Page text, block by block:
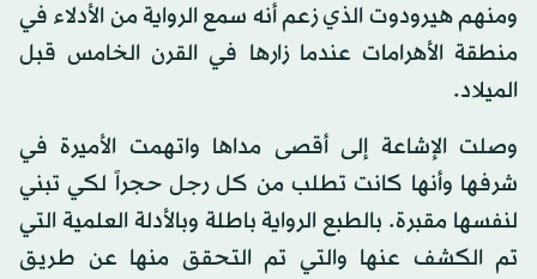
ومنهم هيرودوت الذي زعم أنه سمع الرواية من الأدلاء في
منطقة الأهرامات عندما زارها في القرن الخامس قبل
الميلاد.
وصلت الإشاعة إلى أقصى مداها واتهمت الأميرة في
شرفها وأنها كانت تطلب من كل رجل حجراً لكي تبني
لنفسها مقبرة. بالطبع الرواية باطلة وبالأدلة العلمية التي
تم الكشف عنها والتي تم التحقق منها عن طريق